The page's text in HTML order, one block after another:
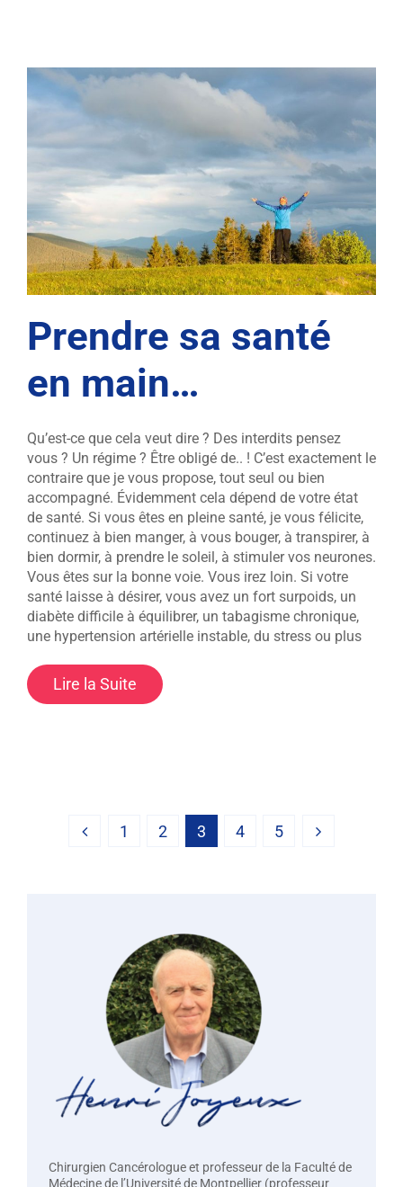
Prendre sa santé
en main…
Qu’est-ce que cela veut dire ? Des interdits pensez
vous ? Un régime ? Être obligé de.. ! C’est exactement le
contraire que je vous propose, tout seul ou bien
accompagné. Évidemment cela dépend de votre état
de santé. Si vous êtes en pleine santé, je vous félicite,
continuez à bien manger, à vous bouger, à transpirer, à
bien dormir, à prendre le soleil, à stimuler vos neurones.
Vous êtes sur la bonne voie. Vous irez loin. Si votre
santé laisse à désirer, vous avez un fort surpoids, un
diabète difficile à équilibrer, un tabagisme chronique,
une hypertension artérielle instable, du stress ou plus
Lire la Suite
1 2 3 4 5
Chirurgien Cancérologue et professeur de la Faculté de
Médecine de l’Université de Montpellier (professeur